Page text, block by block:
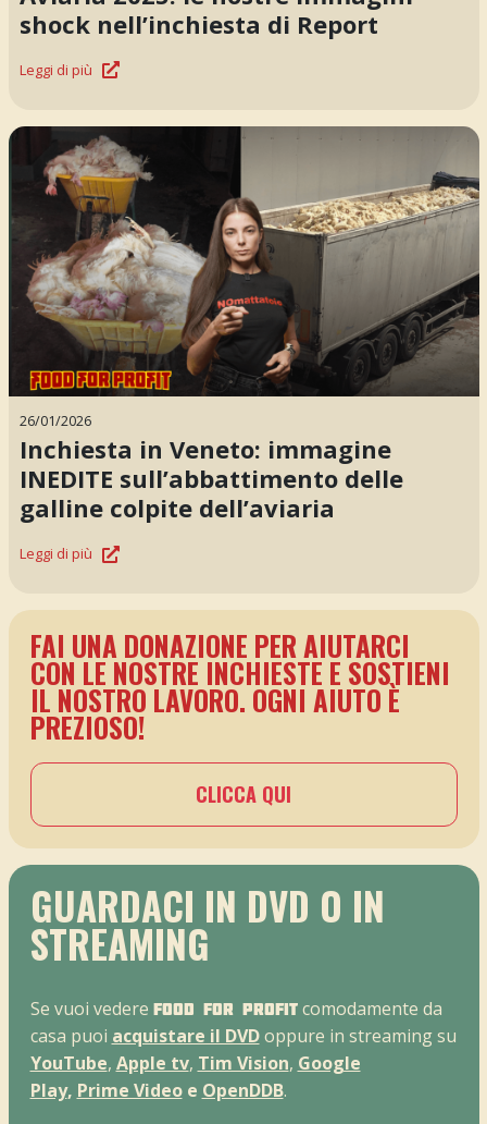
shock nell’inchiesta di Report
Leggi di più
26/01/2026
Inchiesta in Veneto: immagine
INEDITE sull’abbattimento delle
galline colpite dell’aviaria
Leggi di più
FAI UNA DONAZIONE PER AIUTARCI
CON LE NOSTRE INCHIESTE E SOSTIENI
IL NOSTRO LAVORO. OGNI AIUTO È
PREZIOSO!
CLICCA QUI
GUARDACI IN DVD O IN
STREAMING
Se vuoi vedere Food For Profitcomodamente da
casa puoi acquistare il DVDoppure in streaming su
YouTube, Apple tv, Tim Vision, Google
Play, Prime Videoe OpenDDB.